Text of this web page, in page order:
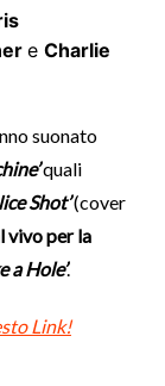
e Charlie
suonato
quali
Shot’(cover
vivo per la
a Hole’.
Link!